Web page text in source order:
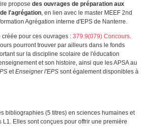
propose des ouvrages de préparation aux
l'agrégation, en lien avec le master MEEF 2nd
Agrégation interne d'EPS de Nanterre.
pour ces ouvrages : 379.9(079) Concours.
pourront trouver par ailleurs dans le fonds
sur la discipline scolaire de l'éducation
et son histoire, ainsi que les APSA au
etEnseigner l'EPS sont également disponibles à
bibliographies (5 titres) en sciences humaines et
Elles sont conçues pour offrir une première